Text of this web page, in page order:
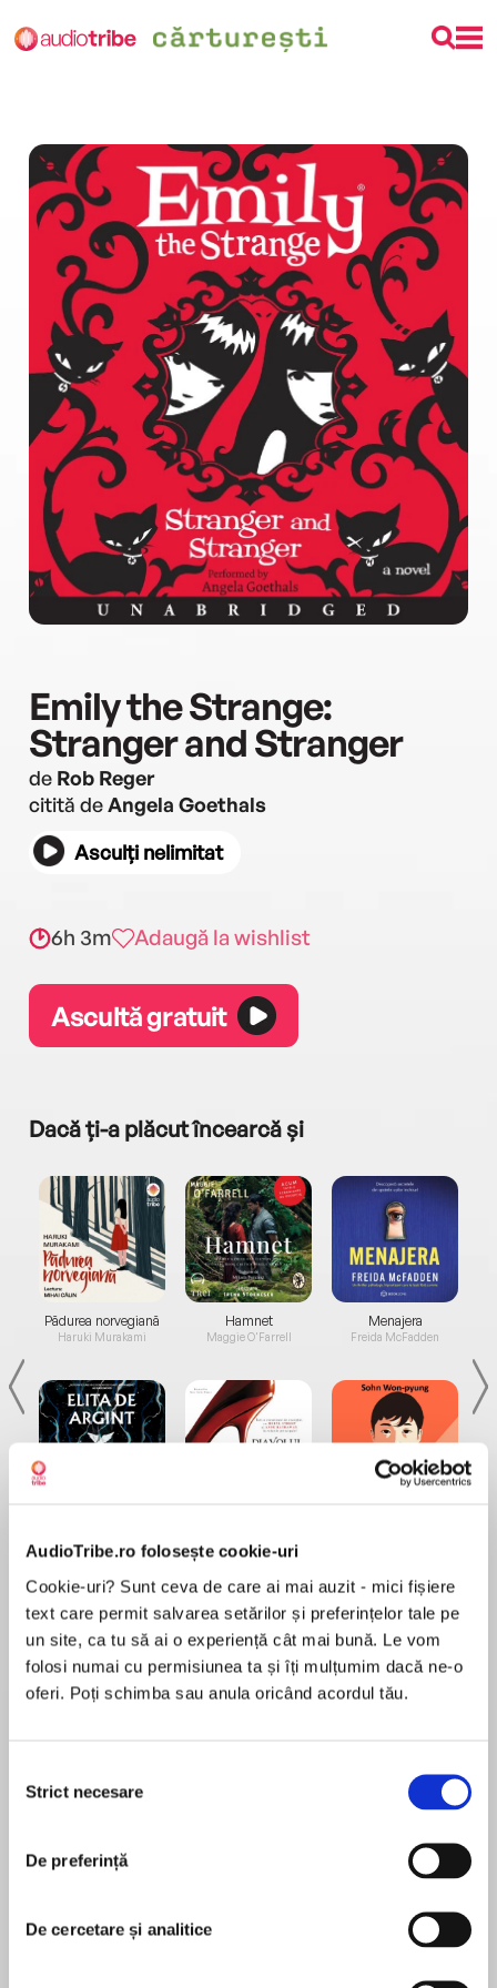
AudioTribe.ro folosește cookie-uri
Cookie-uri? Sunt ceva de care ai mai auzit - mici fișiere
text care permit salvarea setărilor și preferințelor tale pe
un site, ca tu să ai o experiență cât mai bună. Le vom
folosi numai cu permisiunea ta și îți mulțumim dacă ne-o
oferi. Poți schimba sau anula oricând acordul tău.
consimțământului
Strict necesare
De preferință
De cercetare și analitice
Emily the Strange:
Stranger and Stranger
de Rob Reger
citită deAngela Goethals
Asculți nelimitat
6h 3m Adaugă la wishlist
Ascultă gratuit
Dacă ți-a plăcut încearcă și
Pădurea norvegiană
Haruki Murakami
Hamnet
Maggie O'Farrell
Menajera
Freida McFadden
Desprecarte
Emily is . . .
3. A mural painter
4. A golem builder
În acest moment nu există recenzii
Rob Reger